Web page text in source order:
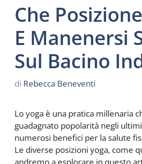
Che
E Manenersi
Sul Bacino
di Rebecca Beneventi
Lo yoga è una pratica millenaria
guadagnato popolarità negli
numerosi benefici per la salute
Le diverse posizioni yoga, come